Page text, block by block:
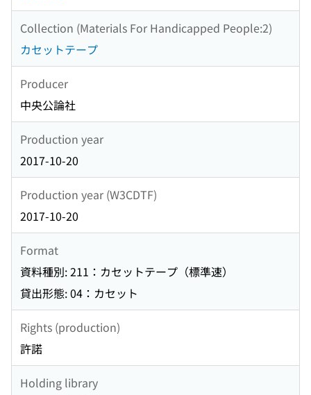
Collection (Materials For Handicapped People:2)
カセットテープ
Producer
中央公論社
Production year
2017-10-20
Production year (W3CDTF)
2017-10-20
Format
資料種別: 211：カセットテープ（標準速）
貸出形態: 04：カセット
Rights (production)
許諾
Holding library